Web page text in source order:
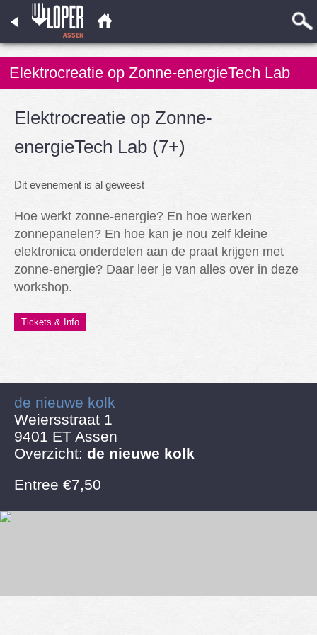
Elektrocreatie op Zonne-energieTech Lab
Elektrocreatie op Zonne-
energieTech Lab (7+)
Dit evenement is al geweest
Hoe werkt zonne-energie? En hoe werken
zonnepanelen? En hoe kan je nou zelf kleine
elektronica onderdelen aan de praat krijgen met
zonne-energie? Daar leer je van alles over in deze
workshop.
Tickets & Info
de nieuwe kolk
Weiersstraat 1
9401 ET Assen
Overzicht: de nieuwe kolk
Entree €7,50